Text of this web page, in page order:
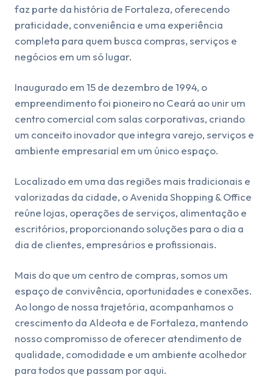
faz parte da história de Fortaleza, oferecendo
praticidade, conveniência e uma experiência
completa para quem busca compras, serviços e
negócios em um só lugar.
Inaugurado em 15 de dezembro de 1994, o
empreendimento foi pioneiro no Ceará ao unir um
centro comercial com salas corporativas, criando
um conceito inovador que integra varejo, serviços e
ambiente empresarial em um único espaço.
Localizado em uma das regiões mais tradicionais e
valorizadas da cidade, o Avenida Shopping & Office
reúne lojas, operações de serviços, alimentação e
escritórios, proporcionando soluções para o dia a
dia de clientes, empresários e profissionais.
Mais do que um centro de compras, somos um
espaço de convivência, oportunidades e conexões.
Ao longo de nossa trajetória, acompanhamos o
crescimento da Aldeota e de Fortaleza, mantendo
nosso compromisso de oferecer atendimento de
qualidade, comodidade e um ambiente acolhedor
para todos que passam por aqui.